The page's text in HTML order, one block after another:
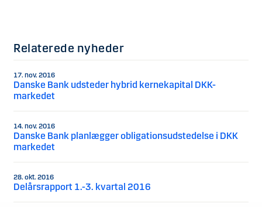
Relaterede nyheder
17. nov. 2016
Danske Bank udsteder hybrid kernekapital DKK-
markedet
14. nov. 2016
Danske Bank planlægger obligationsudstedelse i DKK
markedet
28. okt. 2016
Delårsrapport 1.-3. kvartal 2016